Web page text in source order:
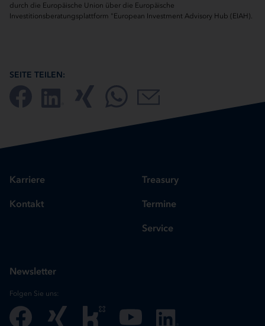
durch die Europäische Union über die Europäische
Investitionsberatungsplattform "European Investment Advisory Hub (EIAH).
SEITE TEILEN:
Karriere
Kontakt
Treasury
Termine
Service
Newsletter
Folgen Sie uns: